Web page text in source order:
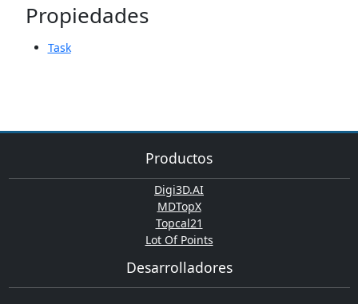
Propiedades
Task
Productos
Digi3D.AI
MDTopX
Topcal21
Lot Of Points
Desarrolladores